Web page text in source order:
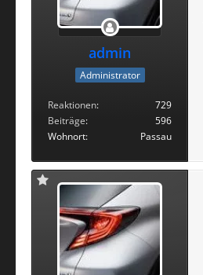
admin
Administrator
Reaktionen
729
Beiträge
596
Wohnort
Passau